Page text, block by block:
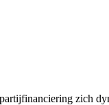
zich